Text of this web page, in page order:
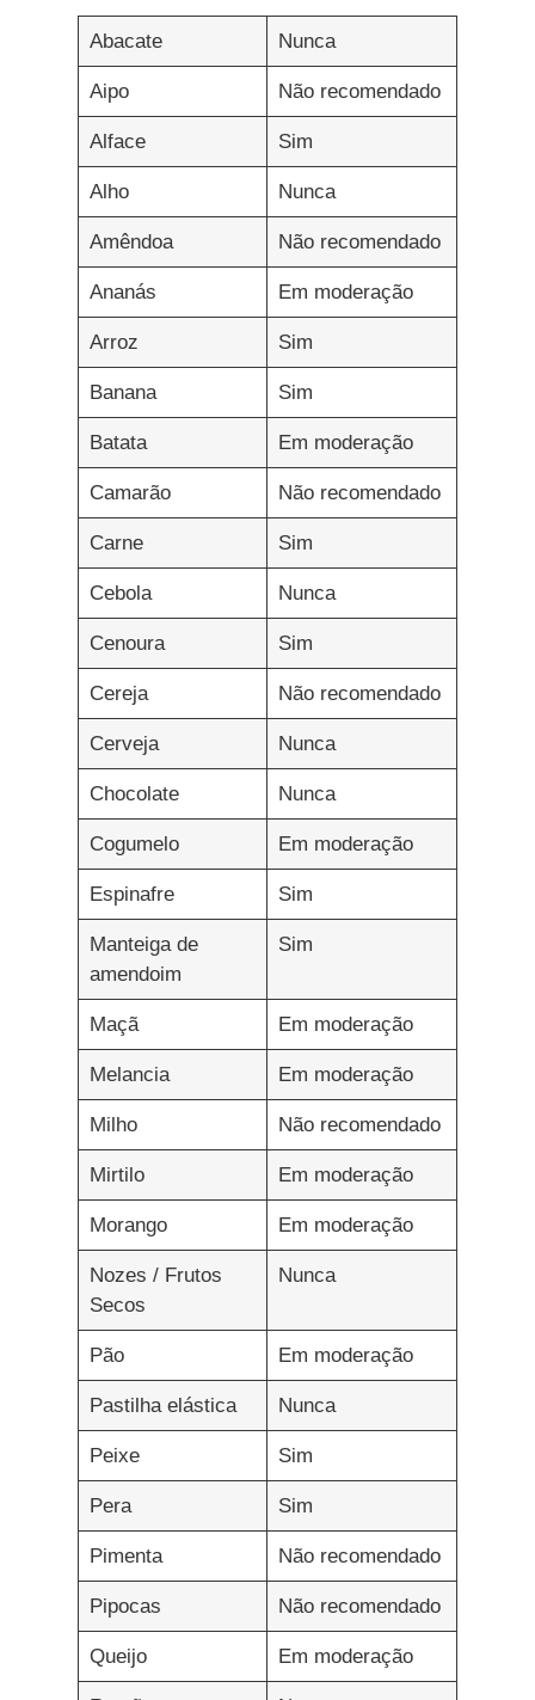
Abacate Nunca
Aipo Não recomendado
Alface Sim
Alho Nunca
Amêndoa Não recomendado
Ananás Em moderação
Arroz Sim
Banana Sim
Batata Em moderação
Camarão Não recomendado
Carne Sim
Cebola Nunca
Cenoura Sim
Cereja Não recomendado
Cerveja Nunca
Chocolate Nunca
Cogumelo Em moderação
Espinafre Sim
Manteiga de
amendoim
Sim
Maçã Em moderação
Melancia Em moderação
Milho Não recomendado
Mirtilo Em moderação
Morango Em moderação
Nozes / Frutos
Secos
Nunca
Pão Em moderação
Pastilha elástica Nunca
Peixe Sim
Pera Sim
Pimenta Não recomendado
Pipocas Não recomendado
Queijo Em moderação